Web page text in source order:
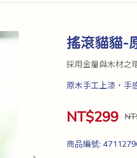
搖滾貓貓-
採用金屬與木材之
原木手工上漆，手
NT$299
商品編號: